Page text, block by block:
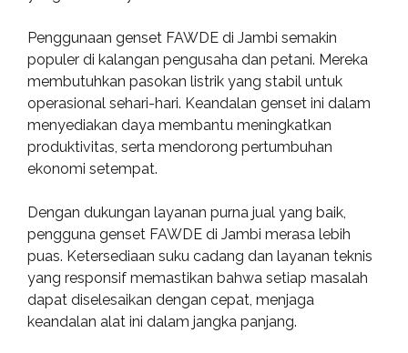
Penggunaan genset FAWDE di Jambi semakin
populer di kalangan pengusaha dan petani. Mereka
membutuhkan pasokan listrik yang stabil untuk
operasional sehari-hari. Keandalan genset ini dalam
menyediakan daya membantu meningkatkan
produktivitas, serta mendorong pertumbuhan
ekonomi setempat.
Dengan dukungan layanan purna jual yang baik,
pengguna genset FAWDE di Jambi merasa lebih
puas. Ketersediaan suku cadang dan layanan teknis
yang responsif memastikan bahwa setiap masalah
dapat diselesaikan dengan cepat, menjaga
keandalan alat ini dalam jangka panjang.